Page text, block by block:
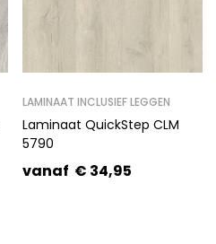
LAMINAAT INCLUSIEF LEGGEN
Laminaat QuickStep CLM
5790
vanaf € 34,95